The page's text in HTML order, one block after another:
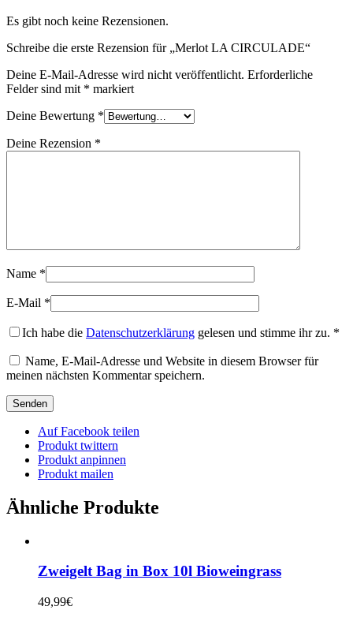
Es gibt noch keine Rezensionen.
Schreibe die erste Rezension für „Merlot LA CIRCULADE“
Deine E-Mail-Adresse wird nicht veröffentlicht. Erforderliche
Felder sind mit * markiert
Deine Bewertung *
Deine Rezension *
Name *
E-Mail *
Ich habe die Datenschutzerklärung gelesen und stimme ihr zu. *
Name, E-Mail-Adresse und Website in diesem Browser für
meinen nächsten Kommentar speichern.
Auf Facebook teilen
Produkt twittern
Produkt anpinnen
Produkt mailen
Ähnliche Produkte
Zweigelt Bag in Box 10l Bioweingrass
49,99€